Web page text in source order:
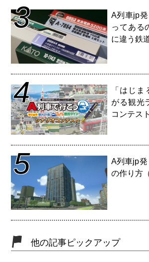
3
A列車jp
ってある
に違う鉄
4
「はじ
がる観光
コンテスト
5
A列車jp
の作り方
他の記事ピックアップ